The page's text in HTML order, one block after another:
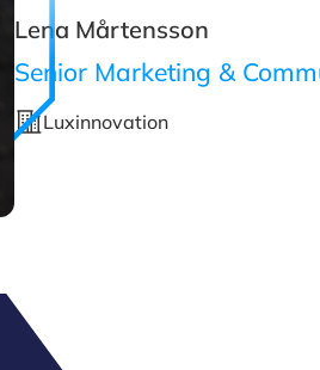
Lena Mårtensson
Senior Marketing &
Luxinnovation